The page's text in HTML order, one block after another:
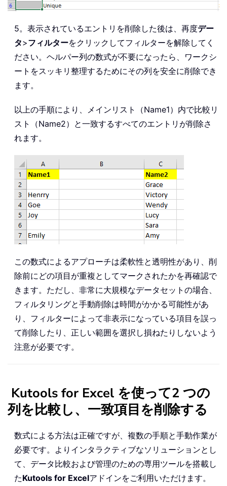
5。表示されているエントリを削除した後は、再度デー
タ>フィルターをクリックしてフィルターを解除してく
ださい。ヘルパー列の数式が不要になったら、ワークシ
ートをスッキリ整理するためにその列を安全に削除でき
ます。
以上の手順により、メインリスト（Name1）内で比較リ
スト（Name2）と一致するすべてのエントリが削除さ
れます。
この数式によるアプローチは柔軟性と透明性があり、削
除前にどの項目が重複としてマークされたかを再確認で
きます。ただし、非常に大規模なデータセットの場合、
フィルタリングと手動削除は時間がかかる可能性があ
り、フィルターによって非表示になっている項目を誤っ
て削除したり、正しい範囲を選択し損ねたりしないよう
注意が必要です。
Kutools for Excel を使って2 つの
列を比較し、一致項目を削除する
数式による方法は正確ですが、複数の手順と手動作業が
必要です。よりインタラクティブなソリューションとし
て、データ比較および管理のための専用ツールを搭載し
たKutools for Excelアドインをご利用いただけます。